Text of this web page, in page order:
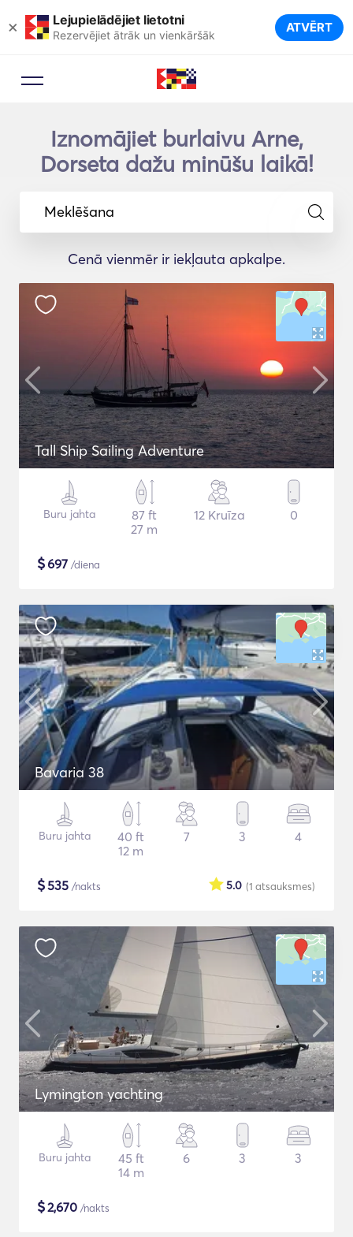
× Lejupielādējiet lietotni
Rezervējiet ātrāk un vienkāršāk ATVĒRT
Iznomājiet burlaivu Arne,
Dorseta dažu minūšu laikā!
Meklēšana
Cenā vienmēr ir iekļauta apkalpe.
Tall Ship Sailing Adventure
Buru jahta
87 ft
27 m
12 Kruīza 0
$697 /diena
Bavaria 38
Buru jahta
40 ft
12 m
7 3 4
$535 /nakts (1 atsauksmes)
5.0
Lymington yachting
Buru jahta
45 ft
14 m
6 3 3
$2,670 /nakts